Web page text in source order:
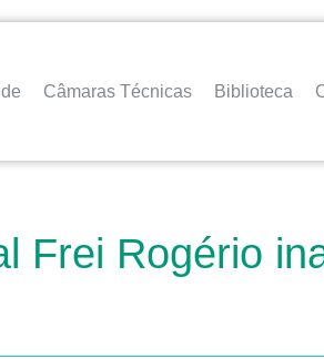
Câmaras Técnicas Biblioteca
Frei Rogério